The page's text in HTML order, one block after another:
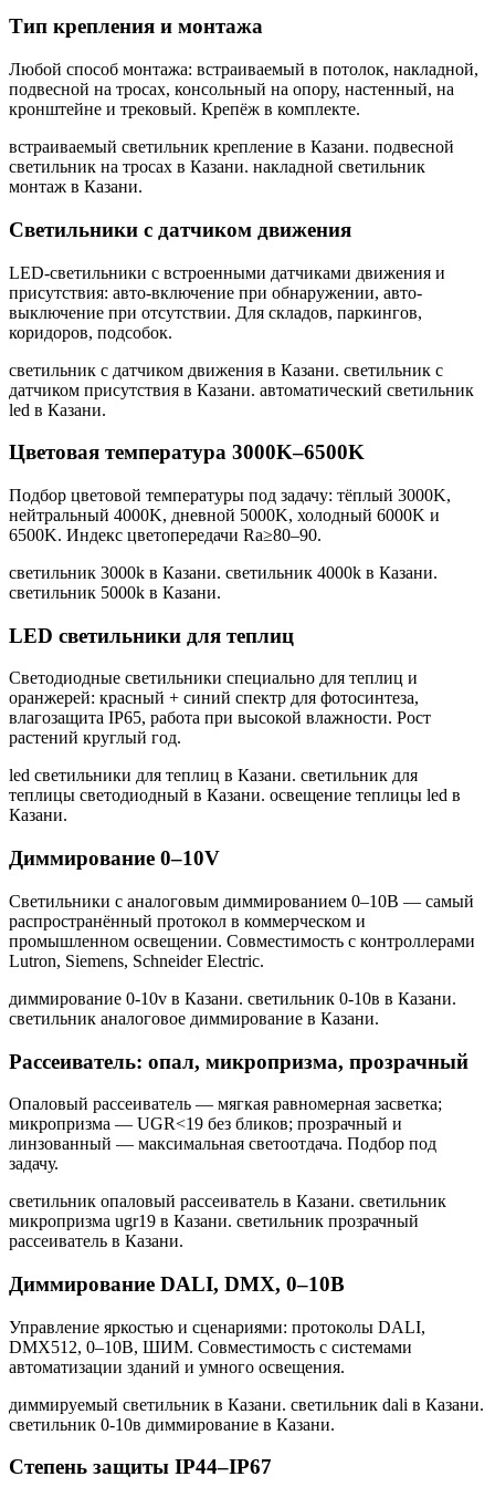
Тип крепления и монтажа
Любой способ монтажа: встраиваемый в потолок, накладной,
подвесной на тросах, консольный на опору, настенный, на
кронштейне и трековый. Крепёж в комплекте.
встраиваемый светильник крепление в Казани. подвесной
светильник на тросах в Казани. накладной светильник
монтаж в Казани.
Светильники с датчиком движения
LED-светильники с встроенными датчиками движения и
присутствия: авто-включение при обнаружении, авто-
выключение при отсутствии. Для складов, паркингов,
коридоров, подсобок.
светильник с датчиком движения в Казани. светильник с
датчиком присутствия в Казани. автоматический светильник
led в Казани.
Цветовая температура 3000K–6500K
Подбор цветовой температуры под задачу: тёплый 3000K,
нейтральный 4000K, дневной 5000K, холодный 6000K и
6500K. Индекс цветопередачи Ra≥80–90.
светильник 3000k в Казани. светильник 4000k в Казани.
светильник 5000k в Казани.
LED светильники для теплиц
Светодиодные светильники специально для теплиц и
оранжерей: красный + синий спектр для фотосинтеза,
влагозащита IP65, работа при высокой влажности. Рост
растений круглый год.
led светильники для теплиц в Казани. светильник для
теплицы светодиодный в Казани. освещение теплицы led в
Казани.
Диммирование 0–10V
Светильники с аналоговым диммированием 0–10В — самый
распространённый протокол в коммерческом и
промышленном освещении. Совместимость с контроллерами
Lutron, Siemens, Schneider Electric.
диммирование 0-10v в Казани. светильник 0-10в в Казани.
светильник аналоговое диммирование в Казани.
Рассеиватель: опал, микропризма, прозрачный
Опаловый рассеиватель — мягкая равномерная засветка;
микропризма — UGR<19 без бликов; прозрачный и
линзованный — максимальная светоотдача. Подбор под
задачу.
светильник опаловый рассеиватель в Казани. светильник
микропризма ugr19 в Казани. светильник прозрачный
рассеиватель в Казани.
Диммирование DALI, DMX, 0–10В
Управление яркостью и сценариями: протоколы DALI,
DMX512, 0–10В, ШИМ. Совместимость с системами
автоматизации зданий и умного освещения.
диммируемый светильник в Казани. светильник dali в Казани.
светильник 0-10в диммирование в Казани.
Степень защиты IP44–IP67